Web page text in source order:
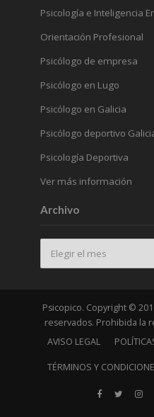
Psicología e Inteligencia
Orientación Profesional
Psicólogo de empresa
Psicólogo en Lugo
Psicólogo en Galicia
Psicólogo deportivo
Psicología Deportiva
Ver más información
Archivo
Archivo
Psicopico. Copyright ©
reservados. Prohibida la
AVISO LEGAL
TÉRMINOS Y